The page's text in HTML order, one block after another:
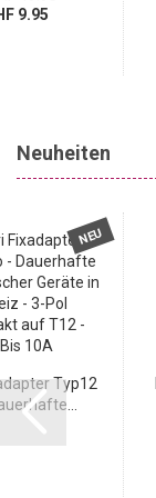
9.95
Neuheiten
NEU
Typ12